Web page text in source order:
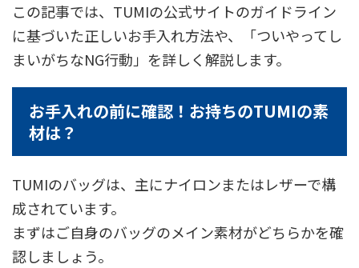
この記事では、TUMIの公式サイトのガイドライン
に基づいた正しいお手入れ方法や、「ついやってし
まいがちなNG行動」を詳しく解説します。
お手入れの前に確認！お持ちのTUMIの素
材は？
TUMIのバッグは、主にナイロンまたはレザーで構
成されています。
まずはご自身のバッグのメイン素材がどちらかを確
認しましょう。